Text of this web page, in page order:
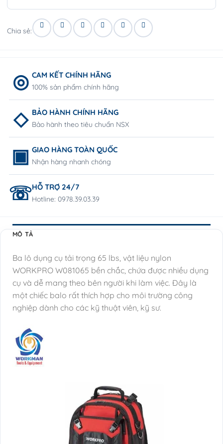
Chia sẻ:
CAM KẾT CHÍNH HÃNG
100% sản phẩm chính hãng
BẢO HÀNH CHÍNH HÃNG
Bảo hành theo tiêu chuẩn NSX
GIAO HÀNG TOÀN QUỐC
Nhận hàng nhanh chóng
HỖ TRỢ 24/7
Hotline: 0978.39.03.39
MÔ TẢ
Ba lô dụng cụ tải trọng 65 lbs, vật liệu nylon
WORKPRO W081065 bền chắc, chứa được nhiều dụng
cụ và dễ mang theo bên người khi làm việc. Đây là
một chiếc balo rất thích hợp cho môi trường công
nghiệp dành cho các kỹ thuật viên, kỹ sư.